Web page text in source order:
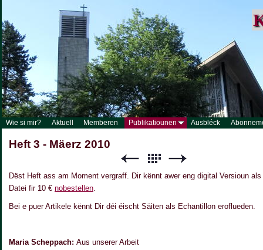
Wie si mir? Aktuell Memberen Publikatiounen Ausbléck
Heft 3 - Mäerz 2010
Dëst Heft ass am Moment vergraff. Dir kënnt awer eng digital Versioun als
Datei fir 10 € nobestellen.
Bei e puer Artikele kënnt Dir déi éischt Säiten als Echantillon eroflueden.
Maria Scheppach: Aus unserer Arbeit